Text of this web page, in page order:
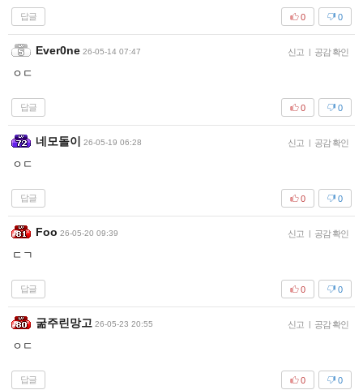
답글 0
0
Ever0ne 26-05-14 07:47 신고 | 공감 확인
ㅇㄷ
답글 0
0
네모돌이 26-05-19 06:28 신고 | 공감 확인
ㅇㄷ
답글 0
0
Foo 26-05-20 09:39 신고 | 공감 확인
ㄷㄱ
답글 0
0
굶주린망고 26-05-23 20:55 신고 | 공감 확인
ㅇㄷ
답글 0
0